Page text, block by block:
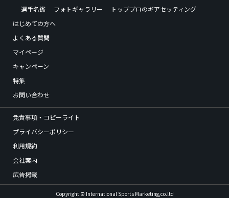
選手名鑑
フォトギャラリー
トッププロのギアセッティング
はじめての方へ
よくある質問
マイページ
キャンペーン
特集
お問い合わせ
免責事項・コピーライト
プライバシーポリシー
利用規約
会社案内
広告掲載
Copyright © International Sports Marketing,co.ltd